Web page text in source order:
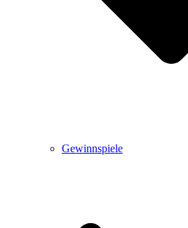
Gewinnspiele